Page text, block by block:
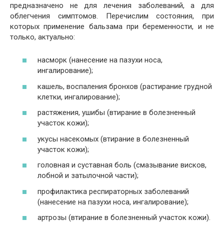
предназначено не для лечения заболеваний, а для
облегчения симптомов. Перечислим состояния, при
которых применение бальзама при беременности, и не
только, актуально:
насморк (нанесение на пазухи носа,
ингалирование);
кашель, воспаления бронхов (растирание грудной
клетки, ингалирование);
растяжения, ушибы (втирание в болезненный
участок кожи);
укусы насекомых (втирание в болезненный
участок кожи);
головная и суставная боль (смазывание висков,
лобной и затылочной части);
профилактика респираторных заболеваний
(нанесение на пазухи носа, ингалирование);
артрозы (втирание в болезненный участок кожи).